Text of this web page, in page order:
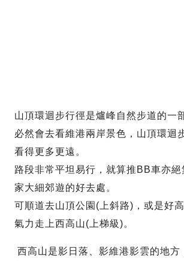
山頂環迴步行徑是爐峰自然步道的一
必然會去看維港兩岸景色，山頂環迴
看得更多更遠。
路段非常平坦易行，就算推BB車亦絕
家大細郊遊的好去處。
可順道去山頂公園(上斜路)，或是好
氣力走上西高山(上梯級)。
西高山是影日落、影維港影雲的地方